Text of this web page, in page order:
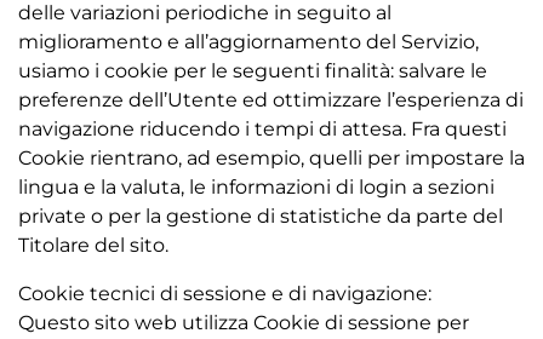
delle variazioni periodiche in seguito al
miglioramento e all’aggiornamento del Servizio,
usiamo i cookie per le seguenti finalità: salvare le
preferenze dell’Utente ed ottimizzare l’esperienza di
navigazione riducendo i tempi di attesa. Fra questi
Cookie rientrano, ad esempio, quelli per impostare la
lingua e la valuta, le informazioni di login a sezioni
private o per la gestione di statistiche da parte del
Titolare del sito.
Cookie tecnici di sessione e di navigazione:
Questo sito web utilizza Cookie di sessione per